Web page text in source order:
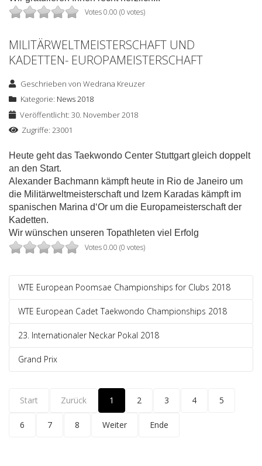
Votes 0.00 (0 votes)
MILITÄRWELTMEISTERSCHAFT UND
KADETTEN- EUROPAMEISTERSCHAFT
Geschrieben vonWedrana Kreuzer
Kategorie: News 2018
Veröffentlicht: 30. November 2018
Zugriffe: 23001
Heute geht das Taekwondo Center Stuttgart gleich doppelt
an den Start.
Alexander Bachmann kämpft heute in Rio de Janeiro um
die Militärweltmeisterschaft und Izem Karadas kämpft im
spanischen Marina d‘Or um die Europameisterschaft der
Kadetten.
Wir wünschen unseren Topathleten viel Erfolg
Votes 0.00 (0 votes)
WTE European Poomsae Championships for Clubs 2018
WTE European Cadet Taekwondo Championships 2018
23. Internationaler Neckar Pokal 2018
Grand Prix
Start Zurück 1 2 3 4 5
6 7 8 Weiter Ende